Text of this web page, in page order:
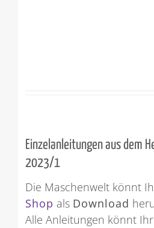
Einzelanleitungen aus dem
2023/1
Die Maschenwelt könnt
Shop als Download
Alle Anleitungen könnt